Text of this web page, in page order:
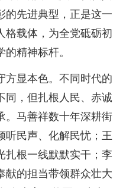
的先进典型，正是这一
格载体，为全党砥砺初
精神标杆。
方显本色。不同时代的
同，但扎根人民、赤诚
。马善祥数十年深耕街
听民声、化解民忧；王
扎根一线默默实干；李
献的担当带领群众壮大